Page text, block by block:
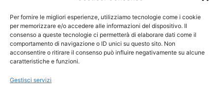
Per fornire le migliori esperienze, utilizziamo tecnologie come i cookie
per memorizzare e/o accedere alle informazioni del dispositivo. Il
consenso a queste tecnologie ci permetterà di elaborare dati come il
comportamento di navigazione o ID unici su questo sito. Non
acconsentire o ritirare il consenso può influire negativamente su alcune
caratteristiche e funzioni.
Gestisci servizi